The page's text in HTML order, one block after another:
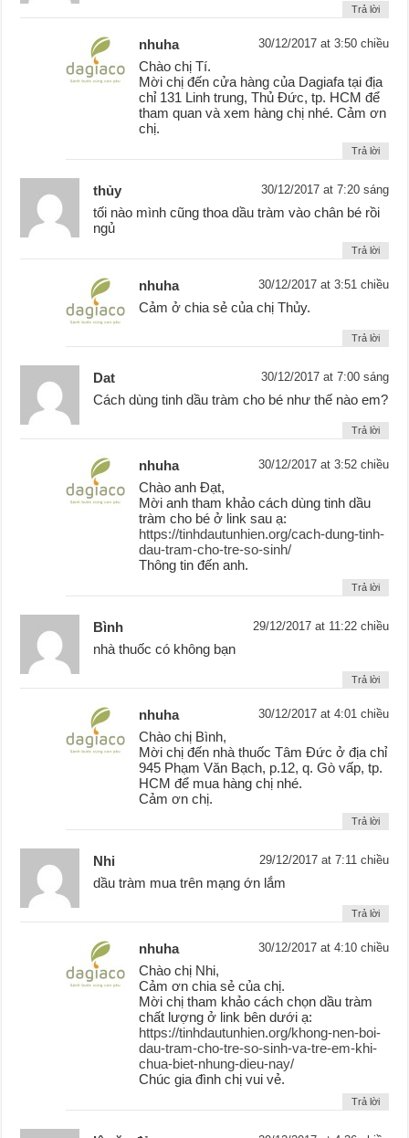
Trả lời
nhuha 30/12/2017 at 3:50 chiều
Chào chị Tí.
Mời chị đến cửa hàng của Dagiafa tại địa
chỉ 131 Linh trung, Thủ Đức, tp. HCM để
tham quan và xem hàng chị nhé. Cảm ơn
chị.
Trả lời
thủy 30/12/2017 at 7:20 sáng
tối nào mình cũng thoa dầu tràm vào chân bé rồi
ngủ
Trả lời
nhuha 30/12/2017 at 3:51 chiều
Cảm ở chia sẻ của chị Thủy.
Trả lời
Dat 30/12/2017 at 7:00 sáng
Cách dùng tinh dầu tràm cho bé như thế nào em?
Trả lời
nhuha 30/12/2017 at 3:52 chiều
Chào anh Đạt,
Mời anh tham khảo cách dùng tinh dầu
tràm cho bé ở link sau ạ:
https://tinhdautunhien.org/cach-dung-tinh-
dau-tram-cho-tre-so-sinh/
Thông tin đến anh.
Trả lời
Bình 29/12/2017 at 11:22 chiều
nhà thuốc có không bạn
Trả lời
nhuha 30/12/2017 at 4:01 chiều
Chào chị Bình,
Mời chị đến nhà thuốc Tâm Đức ở địa chỉ
945 Phạm Văn Bạch, p.12, q. Gò vấp, tp.
HCM để mua hàng chị nhé.
Cảm ơn chị.
Trả lời
Nhi 29/12/2017 at 7:11 chiều
dầu tràm mua trên mạng ớn lắm
Trả lời
nhuha 30/12/2017 at 4:10 chiều
Chào chị Nhi,
Cảm ơn chia sẻ của chị.
Mời chị tham khảo cách chọn dầu tràm
chất lượng ở link bên dưới ạ:
https://tinhdautunhien.org/khong-nen-boi-
dau-tram-cho-tre-so-sinh-va-tre-em-khi-
chua-biet-nhung-dieu-nay/
Chúc gia đình chị vui vẻ.
Trả lời